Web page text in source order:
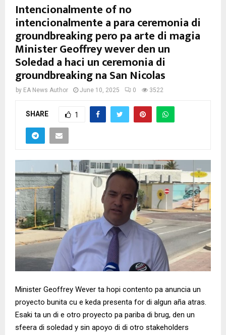
Intencionalmente of no
intencionalmente a para ceremonia di
groundbreaking pero pa arte di magia
Minister Geoffrey wever den un
Soledad a haci un ceremonia di
groundbreaking na San Nicolas
by EA News Author June 10, 2025 0 3522
SHARE 1
Minister Geoffrey Wever ta hopi contento pa anuncia un
proyecto bunita cu e keda presenta for di algun aña atras.
Esaki ta un di e otro proyecto pa pariba di brug, den un
sfeera di soledad y sin apoyo di di otro stakeholders